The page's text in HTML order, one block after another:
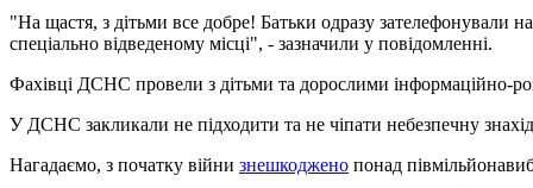
"На щастя, з дітьми все добре! Батьки одразу
спеціально відведеному місці", - зазначили у повідомленні.
Фахівці ДСНС провели з дітьми та дорослими інформаційно-
У ДСНС закликали не підходити та не чіпати небезпечну
Нагадаємо, з початку війни знешкоджено понад